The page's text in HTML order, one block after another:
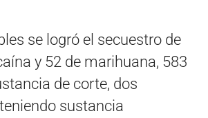
se logró el secuestro de
y 52 de marihuana, 583
de corte, dos
sustancia